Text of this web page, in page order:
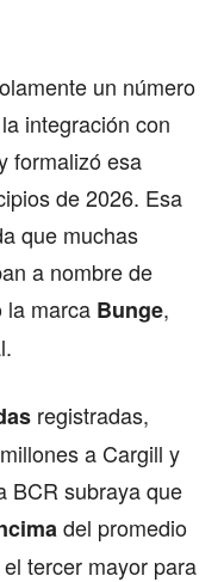
un número
integración con
formalizó esa
de 2026. Esa
que muchas
a nombre de
la marca Bunge,
registradas,
a Cargill y
BCR subraya que
del promedio
tercer mayor para